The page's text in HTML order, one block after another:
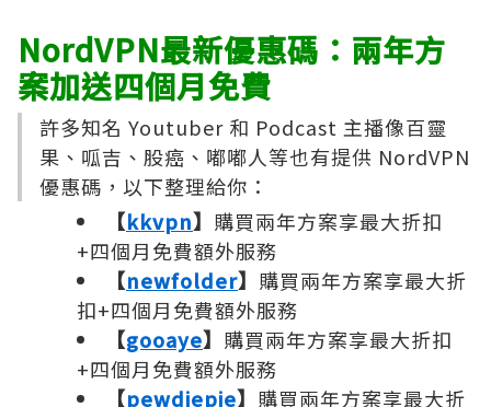
NordVPN最新優惠碼：兩年方
案加送四個月免費
許多知名 Youtuber 和 Podcast 主播像百靈
果、呱吉、股癌、嘟嘟人等也有提供 NordVPN
優惠碼，以下整理給你：
【kkvpn】 購買兩年方案享最大折扣
+四個月免費額外服務
【newfolder】 購買兩年方案享最大折
扣+四個月免費額外服務
【gooaye】 購買兩年方案享最大折扣
+四個月免費額外服務
【pewdiepie】 購買兩年方案享最大折